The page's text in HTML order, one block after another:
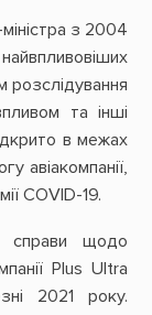
з 2004
розслідування
та інші
в межах
авіакомпанії,
COVID-19.
справи щодо
Plus Ultra
2021 року.